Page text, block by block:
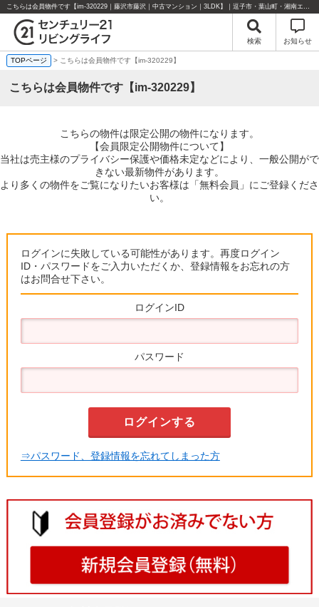
こちらは会員物件です【im-320229｜藤沢市藤沢｜中古マンション｜3LDK】｜逗子市・葉山町・湘南エリアの不動産のことならセンチュリー21リビングライフにお任せください！
検索 お知らせ
TOPページ > こちらは会員物件です【im-320229】
こちらは会員物件です【im-320229】
こちらの物件は限定公開の物件になります。
【会員限定公開物件について】
当社は売主様のプライバシー保護や価格未定などにより、一般公開がで
きない最新物件があります。
より多くの物件をご覧になりたいお客様は「無料会員」にご登録くださ
い。
ログインに失敗している可能性があります。再度ログイン
ID・パスワードをご入力いただくか、登録情報をお忘れの方
はお問合せ下さい。
ログインID
パスワード
⇒パスワード、登録情報を忘れてしまった方